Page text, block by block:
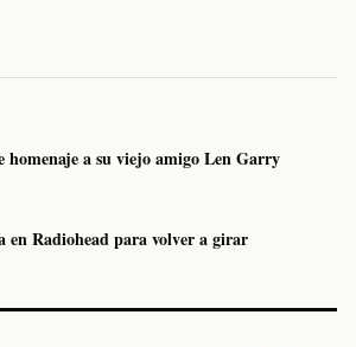
a su viejo amigo Len Garry
en Radiohead para volver a girar